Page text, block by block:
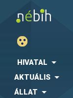
HIVATAL
AKTUÁLIS
ÁLLAT